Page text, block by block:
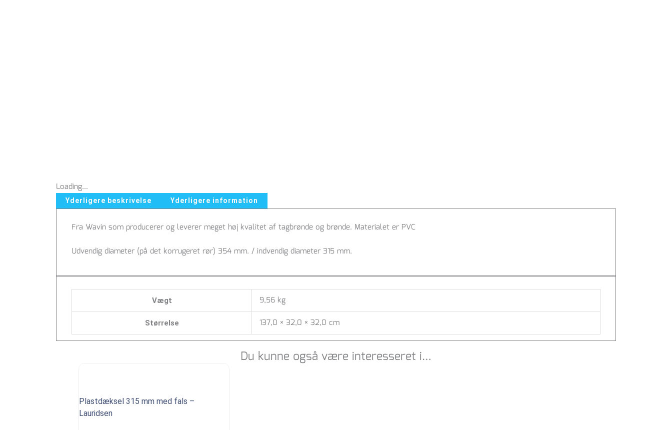
Loading...
Yderligere beskrivelse Yderligere information
Fra Wavin som producerer og leverer meget høj kvalitet af tagbrønde og brønde. Materialet er PVC
Udvendig diameter (på det korrugeret rør) 354 mm. / indvendig diameter 315 mm.
Vægt 9,56 kg
Størrelse 137,0 × 32,0 × 32,0 cm
Du kunne også være interesseret i…
Plastdæksel 315 mm med fals –
Lauridsen